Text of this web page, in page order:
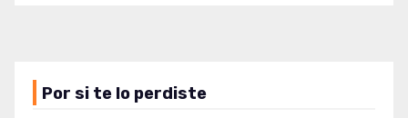
Por si te lo perdiste